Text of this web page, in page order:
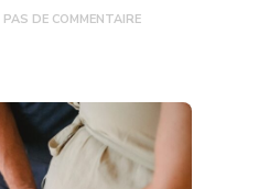
PAS DE COMMENTAIRE